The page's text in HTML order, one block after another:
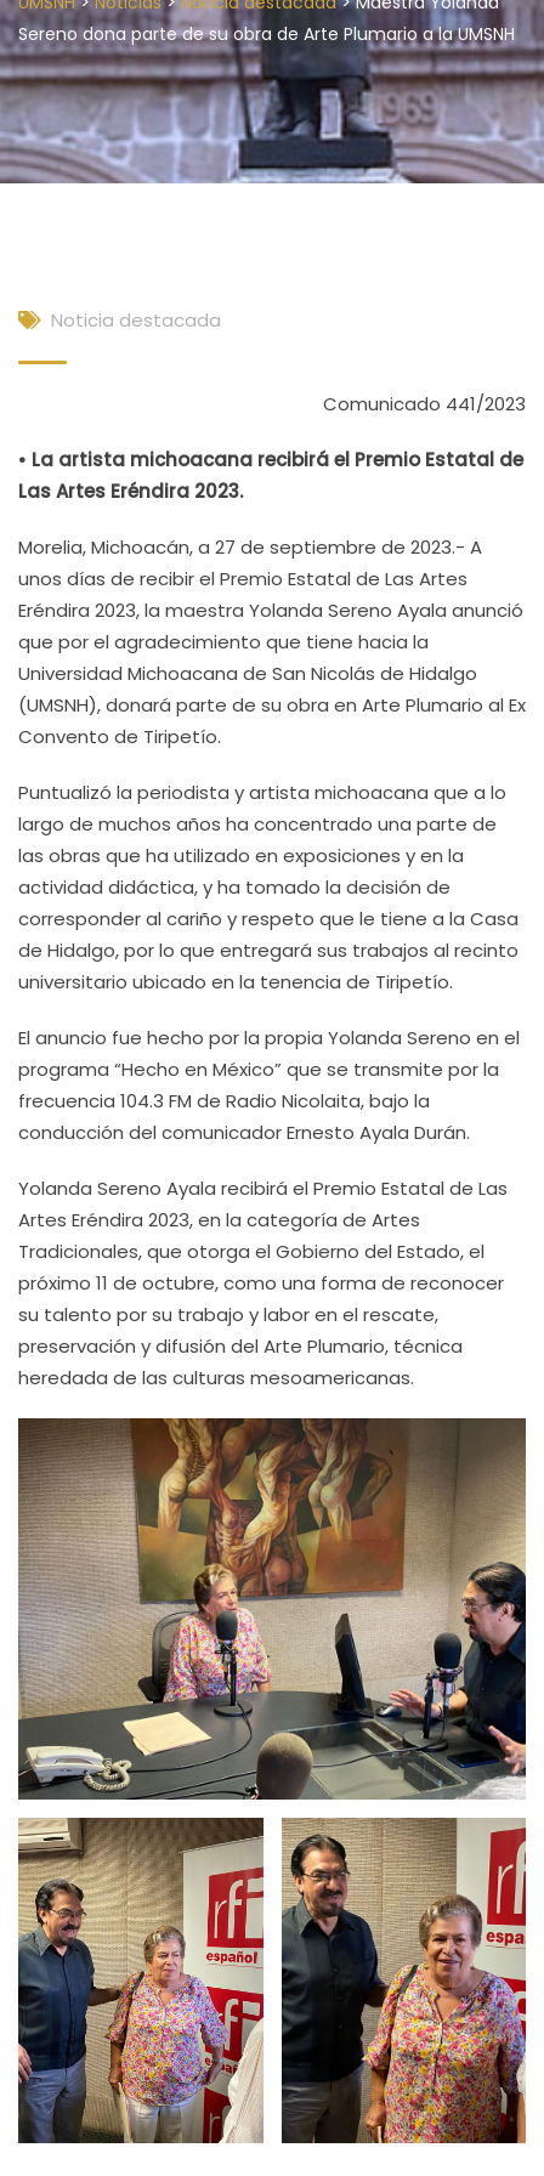
Sereno dona parte de su obra de Arte Plumario a la UMSNH
Noticia destacada
Comunicado 441/2023
• La artista michoacana recibirá el Premio Estatal de
Las Artes Eréndira 2023.
Morelia, Michoacán, a 27 de septiembre de 2023.- A
unos días de recibir el Premio Estatal de Las Artes
Eréndira 2023, la maestra Yolanda Sereno Ayala anunció
que por el agradecimiento que tiene hacia la
Universidad Michoacana de San Nicolás de Hidalgo
(UMSNH), donará parte de su obra en Arte Plumario al Ex
Convento de Tiripetío.
Puntualizó la periodista y artista michoacana que a lo
largo de muchos años ha concentrado una parte de
las obras que ha utilizado en exposiciones y en la
actividad didáctica, y ha tomado la decisión de
corresponder al cariño y respeto que le tiene a la Casa
de Hidalgo, por lo que entregará sus trabajos al recinto
universitario ubicado en la tenencia de Tiripetío.
El anuncio fue hecho por la propia Yolanda Sereno en el
programa “Hecho en México” que se transmite por la
frecuencia 104.3 FM de Radio Nicolaita, bajo la
conducción del comunicador Ernesto Ayala Durán.
Yolanda Sereno Ayala recibirá el Premio Estatal de Las
Artes Eréndira 2023, en la categoría de Artes
Tradicionales, que otorga el Gobierno del Estado, el
próximo 11 de octubre, como una forma de reconocer
su talento por su trabajo y labor en el rescate,
preservación y difusión del Arte Plumario, técnica
heredada de las culturas mesoamericanas.